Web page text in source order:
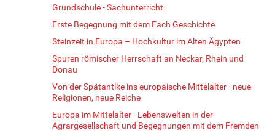
Grundschule - Sachunterricht
Erste Begegnung mit dem Fach Geschichte
Steinzeit in Europa – Hochkultur im Alten Ägypten
Spuren römischer Herrschaft an Neckar, Rhein und
Donau
Von der Spätantike ins europäische Mittelalter - neue
Religionen, neue Reiche
Europa im Mittelalter - Lebenswelten in der
Agrargesellschaft und Begegnungen mit dem Fremden